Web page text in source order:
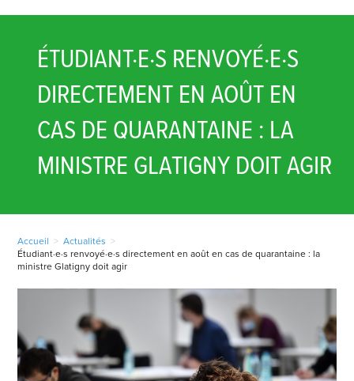
ÉTUDIANT·E·S RENVOYÉ·E·S
DIRECTEMENT EN AOÛT EN
CAS DE QUARANTAINE : LA
MINISTRE GLATIGNY DOIT AGIR
Accueil > Actualités >
Étudiant·e·s renvoyé·e·s directement en août en cas de quarantaine : la
ministre Glatigny doit agir